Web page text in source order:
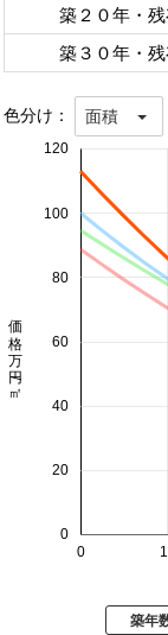
築２０年・
築３０年・
色分け： 面積
0
0
20
40
60
80
100
120
価格 万円/㎡
築年